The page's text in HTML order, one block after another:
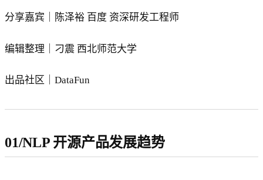
分享嘉宾｜陈泽裕 百度 资深研发工程师
编辑整理｜刁震 西北师范大学
出品社区｜DataFun
01/NLP 开源产品发展趋势